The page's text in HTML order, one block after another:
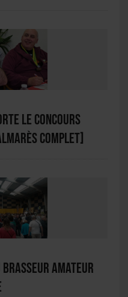
le concours
COMPLET]
brasseur amateur